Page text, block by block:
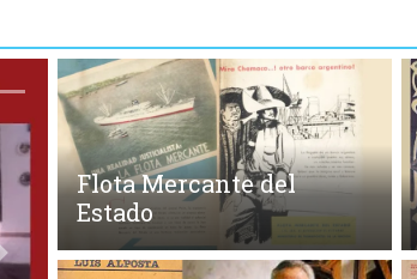
Flota Mercante del
Estado